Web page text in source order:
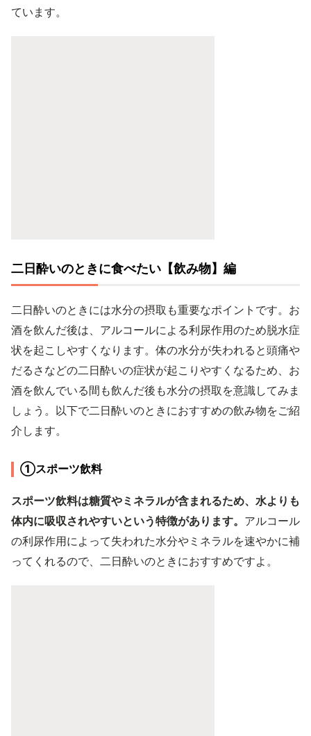
ています。
二日酔いのときに食べたい【飲み物】編
二日酔いのときには水分の摂取も重要なポイントです。お
酒を飲んだ後は、アルコールによる利尿作用のため脱水症
状を起こしやすくなります。体の水分が失われると頭痛や
だるさなどの二日酔いの症状が起こりやすくなるため、お
酒を飲んでいる間も飲んだ後も水分の摂取を意識してみま
しょう。以下で二日酔いのときにおすすめの飲み物をご紹
介します。
①スポーツ飲料
スポーツ飲料は糖質やミネラルが含まれるため、水よりも
体内に吸収されやすいという特徴があります。 アルコール
の利尿作用によって失われた水分やミネラルを速やかに補
ってくれるので、二日酔いのときにおすすめですよ。